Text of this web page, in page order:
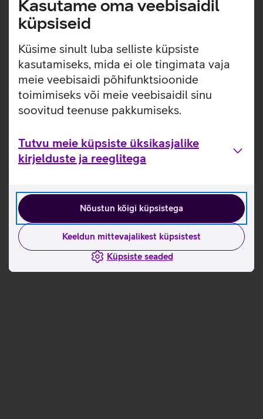
Kasutame oma veebisaidil
küpsiseid
Küsime sinult luba selliste küpsiste
kasutamiseks, mida ei ole tingimata vaja
meie veebisaidi põhifunktsioonide
toimimiseks või meie veebisaidil sinu
soovitud teenuse pakkumiseks.
Tutvu meie küpsiste üksikasjalike
kirjelduste ja reeglitega
Nõustun kõigi küpsistega
Keeldun mittevajalikest küpsistest
Küpsiste seaded
seadmega.
Ühilduvad operatsioonisüsteemid: Windows 10,
Windows 11.
Kasulikud lingid
Tutvu juhtmeta hiire Lenovo ThinkPad Bluetooth Silent
omaduste ja kasutusviisidega tootja kodulehel